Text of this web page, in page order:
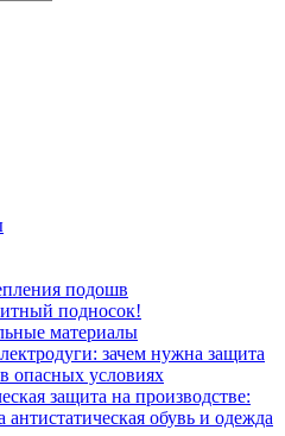
подошв
подносок!
материалы
зачем нужна защита
опасных условиях
защита на производстве:
антистатическая обувь и одежда